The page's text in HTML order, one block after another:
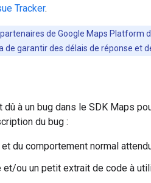
Tracker.
de Google Maps Platform
de garantir des délais de réponse et
dû à un bug dans le SDK Maps
du bug :
du comportement normal
et/ou un petit extrait de code à